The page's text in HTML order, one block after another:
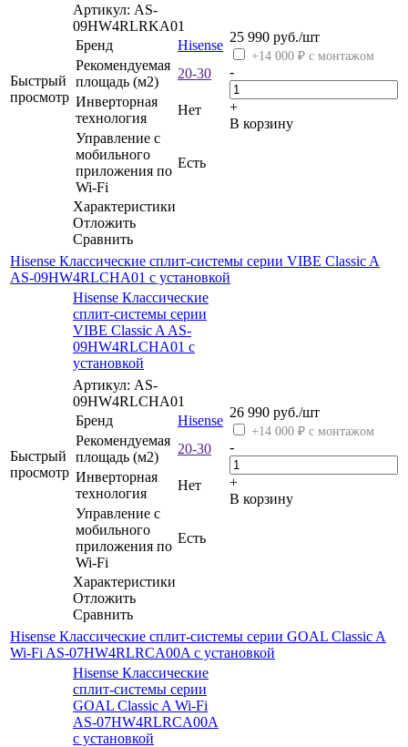
Быстрый
просмотр
Артикул: AS-
09HW4RLRKA01
Бренд
Hisense
Рекомендуемая
площадь (м2)
20-30
Инверторная
технология
Нет
Управление c
мобильного
приложения по
Wi-Fi
Есть
Характеристики
Отложить
Сравнить
25 990 руб./шт
+14 000 ₽ с монтажом
-
+
В корзину
Hisense Классические сплит-системы серии VIBE Classic A
AS-09HW4RLCHA01 с установкой
Быстрый
просмотр
Hisense Классические
сплит-системы серии
VIBE Classic A AS-
09HW4RLCHA01 с
установкой
Артикул: AS-
09HW4RLCHA01
Бренд
Hisense
Рекомендуемая
площадь (м2)
20-30
Инверторная
технология
Нет
Управление c
мобильного
приложения по
Wi-Fi
Есть
Характеристики
Отложить
Сравнить
26 990 руб./шт
+14 000 ₽ с монтажом
-
+
В корзину
Hisense Классические сплит-системы серии GOAL Classic A
Wi-Fi AS-07HW4RLRCA00A с установкой
Hisense Классические
сплит-системы серии
GOAL Classic A Wi-Fi
AS-07HW4RLRCA00A
с установкой